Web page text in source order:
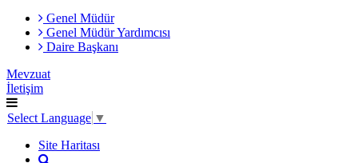
Genel Müdür
Genel Müdür Yardımcısı
Daire Başkanı
Mevzuat
İletişim
Select Language ▼
Site Haritası